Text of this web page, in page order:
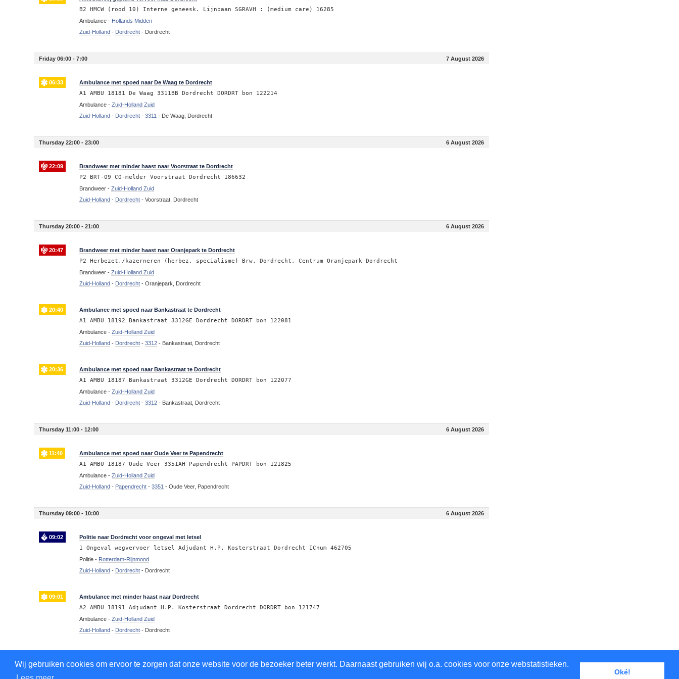
Wij gebruiken cookies om ervoor te zorgen dat onze website voor de bezoeker beter werkt. Daarnaast gebruiken wij o.a. cookies voor onze webstatistieken.
Oké!
B2 HMCW (rood 10) Interne geneesk. Lijnbaan SGRAVH : (medium care) 16285
Ambulance - Hollands Midden
Zuid-Holland - Dordrecht - Dordrecht
Friday 06:00 - 7:00 7 August 2026
06:33 Ambulance met spoed naar De Waag te Dordrecht
A1 AMBU 18181 De Waag 3311BB Dordrecht DORDRT bon 122214
Ambulance -Zuid-Holland Zuid
Zuid-Holland - Dordrecht -3311 - De Waag, Dordrecht
Thursday 22:00 - 23:00 6 August 2026
22:09 Brandweer met minder haast naar Voorstraat te Dordrecht
P2 BRT-09 CO-melder Voorstraat Dordrecht 186632
Brandweer -Zuid-Holland Zuid
Zuid-Holland - Dordrecht -Voorstraat, Dordrecht
Thursday 20:00 - 21:00 6 August 2026
20:47 Brandweer met minder haast naar Oranjepark te Dordrecht
P2 Herbezet./kazerneren (herbez. specialisme) Brw. Dordrecht, Centrum Oranjepark Dordrecht
Brandweer -Zuid-Holland Zuid
Zuid-Holland - Dordrecht -Oranjepark, Dordrecht
20:40 Ambulance met spoed naar Bankastraat te Dordrecht
A1 AMBU 18192 Bankastraat 3312GE Dordrecht DORDRT bon 122081
Ambulance -Zuid-Holland Zuid
Zuid-Holland - Dordrecht -3312 - Bankastraat, Dordrecht
20:36 Ambulance met spoed naar Bankastraat te Dordrecht
A1 AMBU 18187 Bankastraat 3312GE Dordrecht DORDRT bon 122077
Ambulance -Zuid-Holland Zuid
Zuid-Holland - Dordrecht -3312 - Bankastraat, Dordrecht
Thursday 11:00 - 12:00 6 August 2026
11:40 Ambulance met spoed naar Oude Veer te Papendrecht
A1 AMBU 18187 Oude Veer 3351AH Papendrecht PAPDRT bon 121825
Ambulance -Zuid-Holland Zuid
Zuid-Holland - Papendrecht -3351 -Oude Veer, Papendrecht
Thursday 09:00 - 10:00 6 August 2026
09:02 Politie naar Dordrecht voor ongeval met letsel
1 Ongeval wegvervoer letsel Adjudant H.P. Kosterstraat Dordrecht ICnum 462705
Politie - Rotterdam-Rijnmond
Zuid-Holland - Dordrecht - Dordrecht
09:01 Ambulance met minder haast naar Dordrecht
A2 AMBU 18191 Adjudant H.P. Kosterstraat Dordrecht DORDRT bon 121747
Ambulance -Zuid-Holland Zuid
Zuid-Holland - Dordrecht - Dordrecht